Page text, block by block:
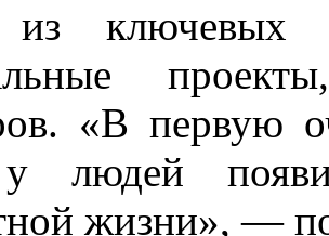
ключевых
«В первую
людей
жизни», —